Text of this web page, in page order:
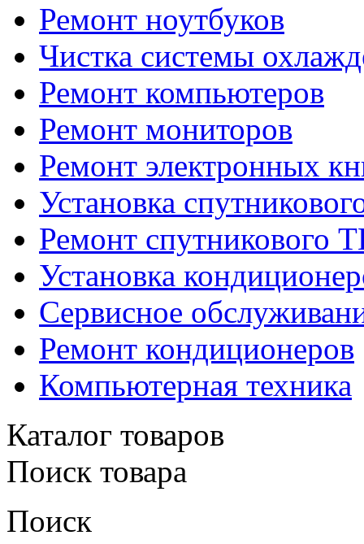
Ремонт ноутбуков
Чистка системы
Ремонт компьютеров
Ремонт мониторов
Ремонт электронных
Установка
Ремонт спутникового
Установка
Сервисное
Ремонт кондиционеров
Компьютерная техника
Каталог товаров
Поиск товара
Поиск